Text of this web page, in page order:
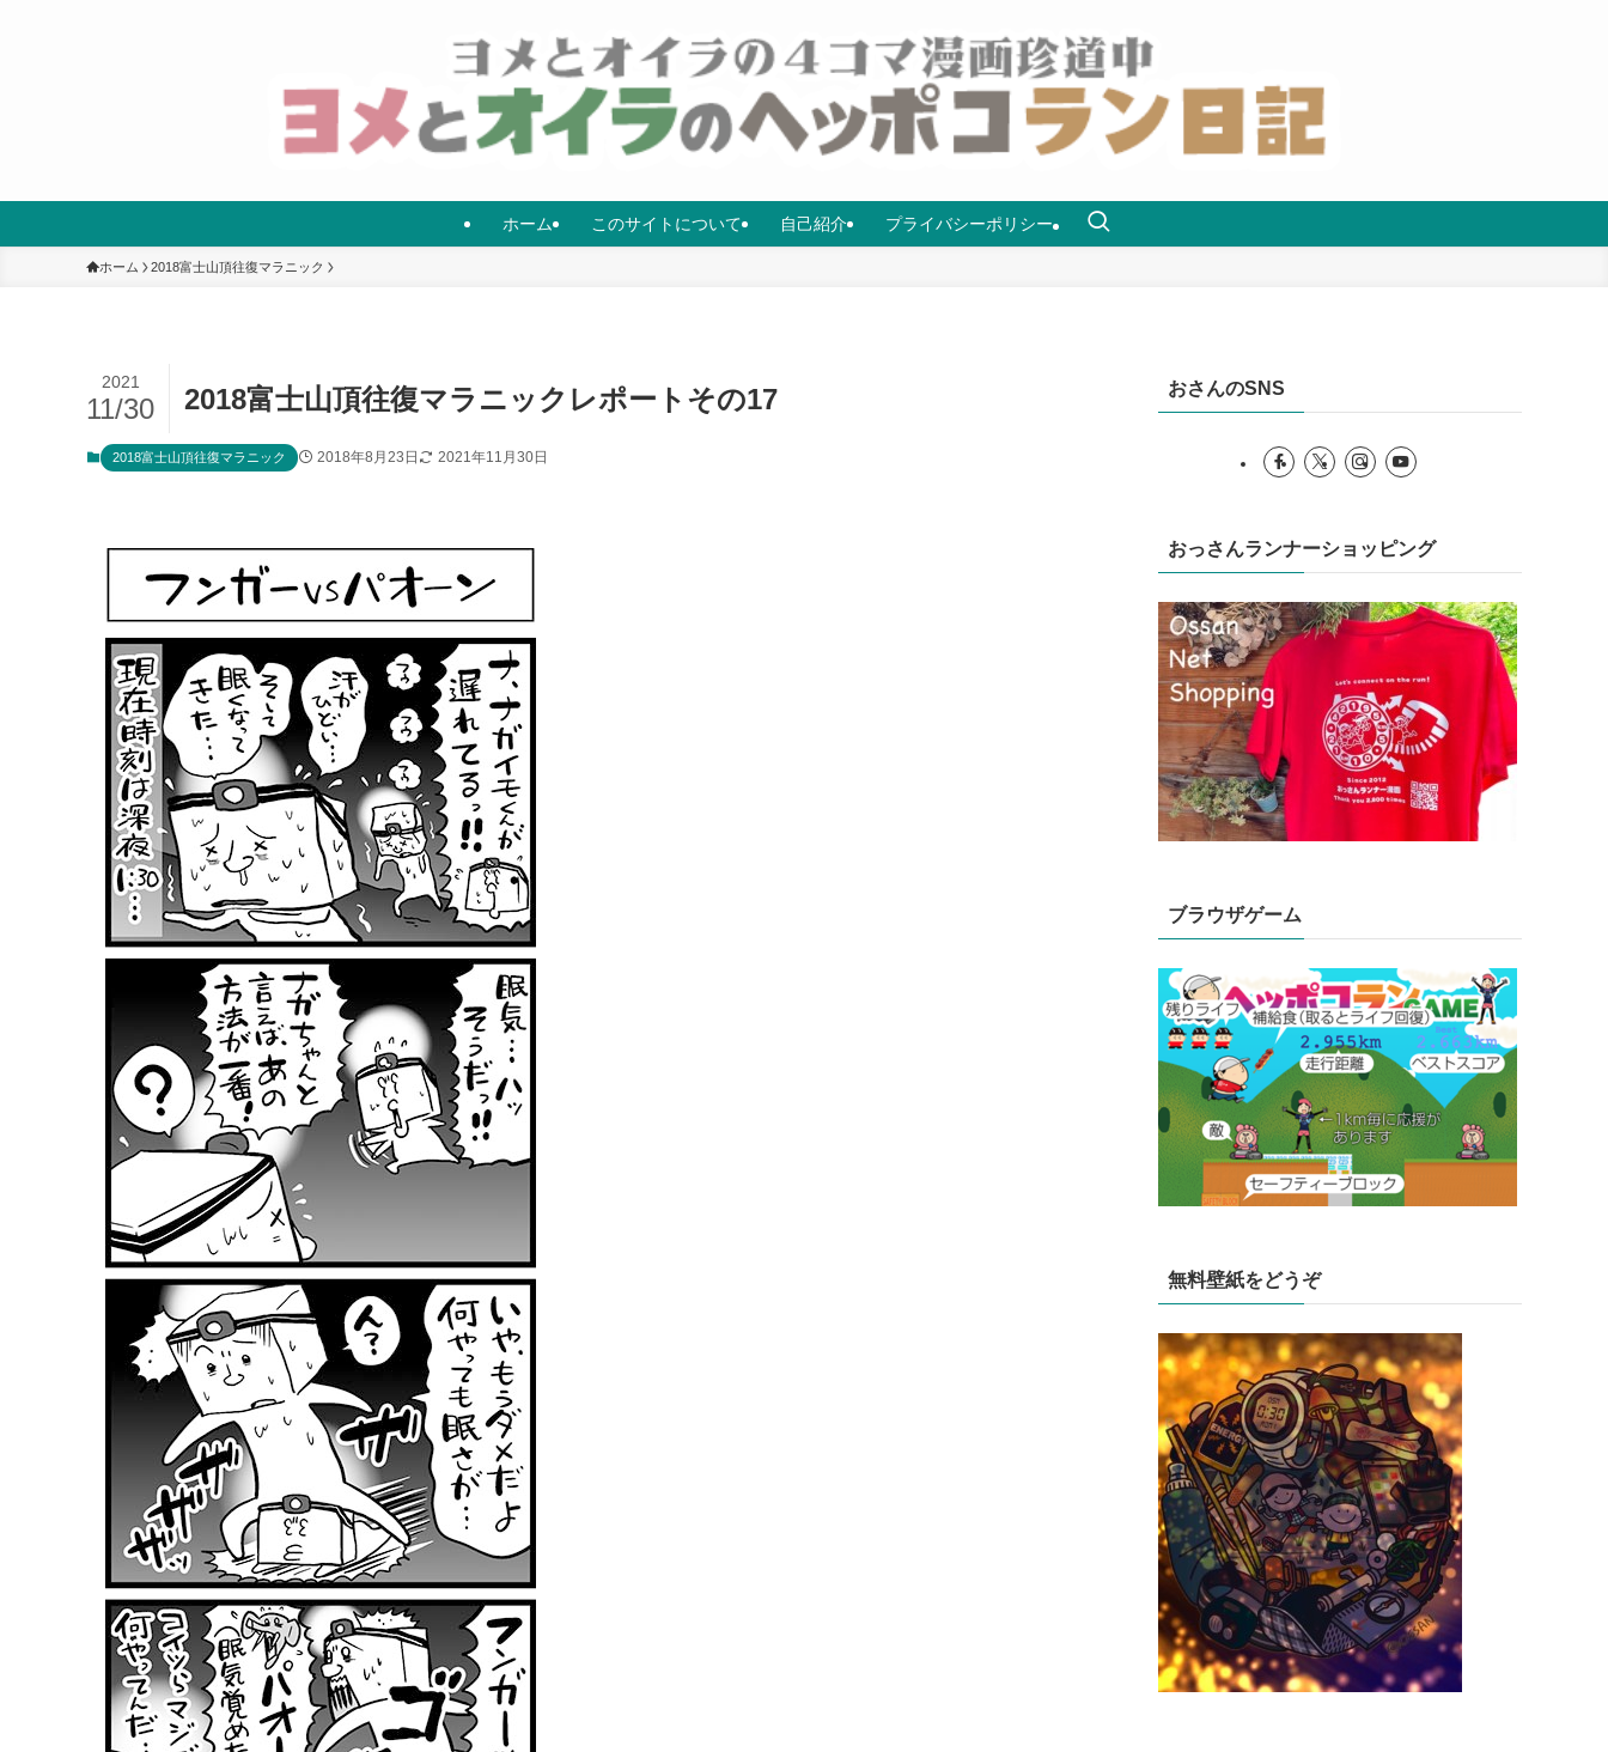
ホーム このサイトについて 自己紹介 プライバシーポリシー
ホーム 2018富士山頂往復マラニック
2018富士山頂往復マラニックレポートその17
2021
11/30
2018富士山頂往復マラニック 2018年8月23日 2021年11月30日
おさんのSNS
おっさんランナーショッピング
ブラウザゲーム
無料壁紙をどうぞ